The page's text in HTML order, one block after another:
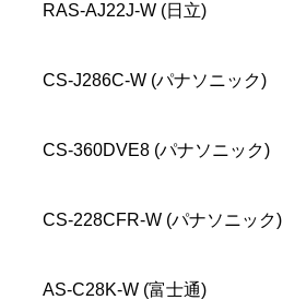
RAS-AJ22J-W (日立)
CS-J286C-W (パナソニック)
CS-360DVE8 (パナソニック)
CS-228CFR-W (パナソニック)
AS-C28K-W (富士通)